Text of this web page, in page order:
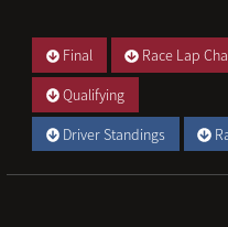
Final Race Lap
Qualifying
Driver Standings